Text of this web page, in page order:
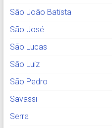
São João Batista
São José
São Lucas
São Luiz
São Pedro
Savassi
Serra